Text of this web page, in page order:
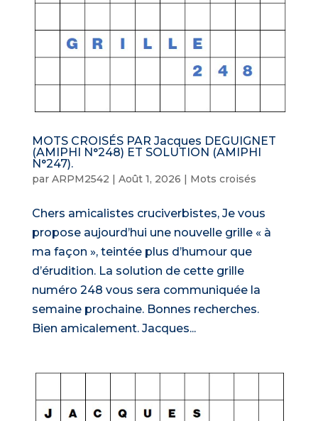
MOTS CROISÉS PAR Jacques DEGUIGNET
(AMIPHI N°248) ET SOLUTION (AMIPHI
N°247).
par ARPM2542 | Août 1, 2026 | Mots croisés
Chers amicalistes cruciverbistes, Je vous
propose aujourd’hui une nouvelle grille « à
ma façon », teintée plus d’humour que
d’érudition. La solution de cette grille
numéro 248 vous sera communiquée la
semaine prochaine. Bonnes recherches.
Bien amicalement. Jacques...